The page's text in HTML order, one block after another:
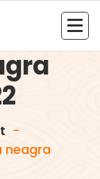
-
neagra